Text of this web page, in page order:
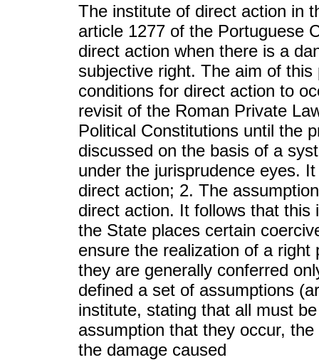
The institute of direct action in
article 1277 of the Portuguese
direct action when there is a
subjective right. The aim of
conditions for direct action to
revisit of the Roman Private
Political Constitutions until the
discussed on the basis of a
under the jurisprudence eyes.
direct action; 2. The
direct action. It follows that this
the State places certain
ensure the realization of a
they are generally conferred
defined a set of assumptions
institute, stating that all must
assumption that they occur,
the damage caused